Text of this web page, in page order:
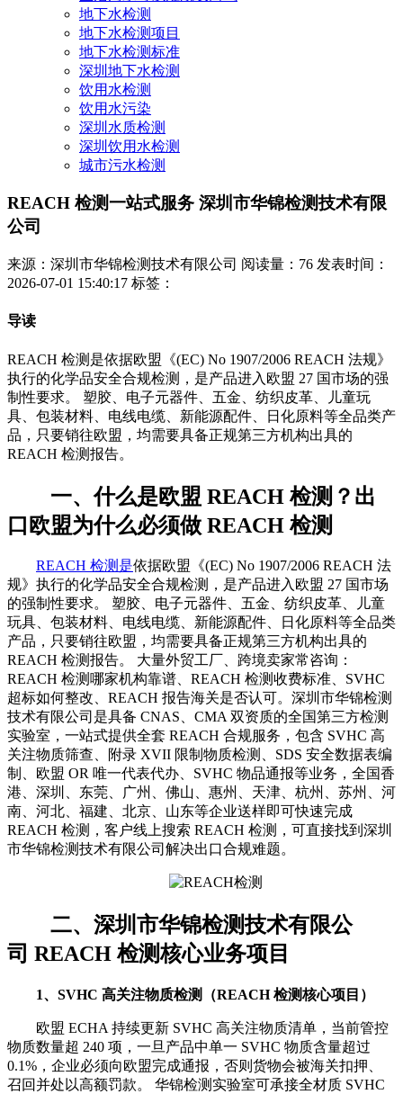
地下水检测
地下水检测项目
地下水检测标准
深圳地下水检测
饮用水检测
饮用水污染
深圳水质检测
深圳饮用水检测
城市污水检测
REACH 检测一站式服务 深圳市华锦检测技术有限
公司
来源：深圳市华锦检测技术有限公司 阅读量：76 发表时间：
2026-07-01 15:40:17 标签：
导读
REACH 检测是依据欧盟《(EC) No 1907/2006 REACH 法规》
执行的化学品安全合规检测，是产品进入欧盟 27 国市场的强
制性要求。 塑胶、电子元器件、五金、纺织皮革、儿童玩
具、包装材料、电线电缆、新能源配件、日化原料等全品类产
品，只要销往欧盟，均需要具备正规第三方机构出具的
REACH 检测报告。
一、什么是欧盟 REACH 检测？出
口欧盟为什么必须做 REACH 检测
REACH 检测是依据欧盟《(EC) No 1907/2006 REACH 法
规》执行的化学品安全合规检测，是产品进入欧盟 27 国市场
的强制性要求。 塑胶、电子元器件、五金、纺织皮革、儿童
玩具、包装材料、电线电缆、新能源配件、日化原料等全品类
产品，只要销往欧盟，均需要具备正规第三方机构出具的
REACH 检测报告。 大量外贸工厂、跨境卖家常咨询：
REACH 检测哪家机构靠谱、REACH 检测收费标准、SVHC
超标如何整改、REACH 报告海关是否认可。深圳市华锦检测
技术有限公司是具备 CNAS、CMA 双资质的全国第三方检测
实验室，一站式提供全套 REACH 合规服务，包含 SVHC 高
关注物质筛查、附录 XVII 限制物质检测、SDS 安全数据表编
制、欧盟 OR 唯一代表代办、SVHC 物品通报等业务，全国香
港、深圳、东莞、广州、佛山、惠州、天津、杭州、苏州、河
南、河北、福建、北京、山东等企业送样即可快速完成
REACH 检测，客户线上搜索 REACH 检测，可直接找到深圳
市华锦检测技术有限公司解决出口合规难题。
二、深圳市华锦检测技术有限公
司 REACH 检测核心业务项目
1、SVHC 高关注物质检测（REACH 检测核心项目）
欧盟 ECHA 持续更新 SVHC 高关注物质清单，当前管控
物质数量超 240 项，一旦产品中单一 SVHC 物质含量超过
0.1%，企业必须向欧盟完成通报，否则货物会被海关扣押、
召回并处以高额罚款。 华锦检测实验室可承接全材质 SVHC